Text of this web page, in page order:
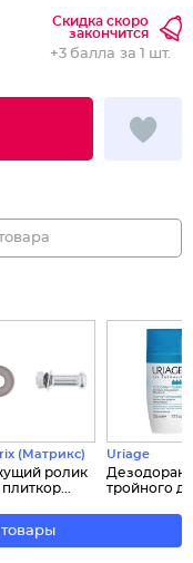
Скидка скоро
закончится
+3 балла за 1 шт.
(Матрикс)
ролик
Uriage
Дезодорант
тройного